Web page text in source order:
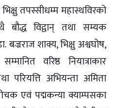
तपस्सीधम्म महास्थविरको
बौद्ध विद्वान् तथा सम्यक
बज्रराज शाक्य, भिक्षु अश्वघोष,
वरिष्ठ नियात्राकार
परियत्ति अभियन्ता अमिता
एवं पद्मकन्या क्याम्पसका